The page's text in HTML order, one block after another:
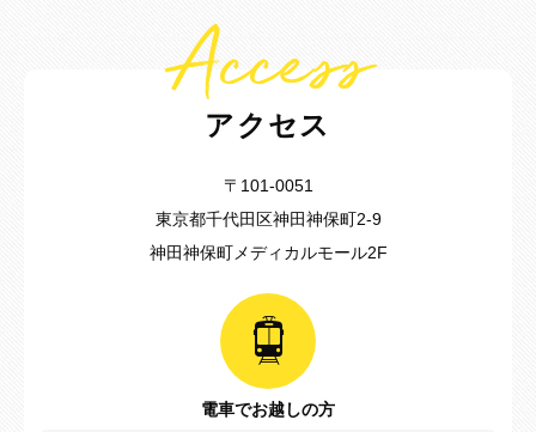
Access
アクセス
〒101-0051
東京都千代田区神田神保町2-9
神田神保町メディカルモール2F
電車でお越しの方